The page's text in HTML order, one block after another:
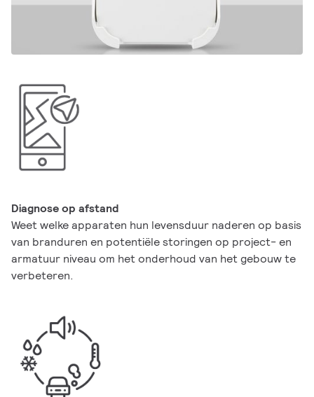
Diagnose op afstand
Weet welke apparaten hun levensduur naderen op basis
van branduren en potentiële storingen op project- en
armatuur niveau om het onderhoud van het gebouw te
verbeteren.